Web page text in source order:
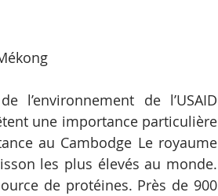
de l’USAID
une importance particulière
au Cambodge Le royaume
les plus élevés au monde.
de protéines. Près de 900